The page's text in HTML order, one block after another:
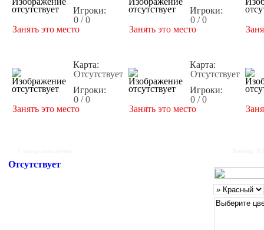
Игроки:
0 / 0
Занять это место
Игроки:
0 / 0
Занять это место
Карта:
Отсутствует
Игроки:
0 / 0
Занять это место
Карта:
Отсутствует
Игроки:
0 / 0
Занять это место
Отсутствует